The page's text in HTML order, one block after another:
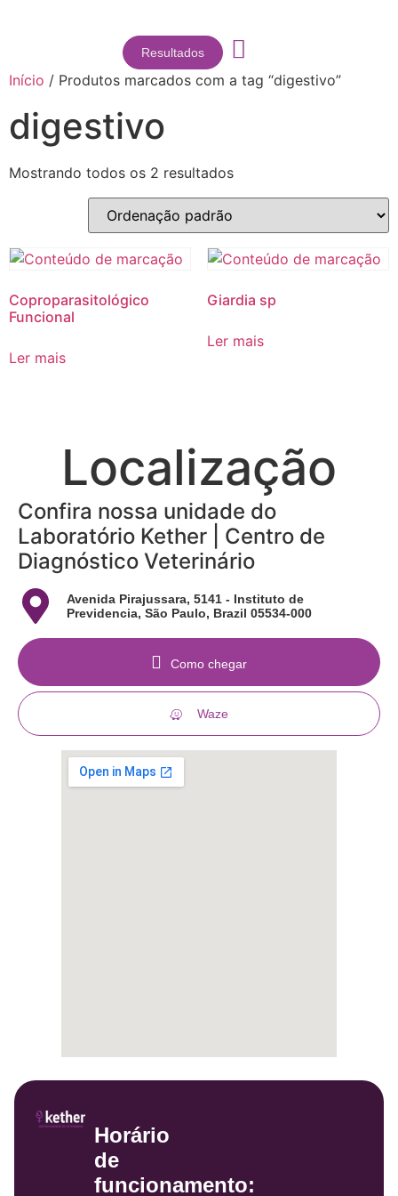
Resultados
Início / Produtos marcados com a tag “digestivo”
digestivo
Mostrando todos os 2 resultados
Coproparasitológico
Funcional
Ler mais
Giardia sp
Ler mais
Localização
Confira nossa unidade do
Laboratório Kether | Centro de
Diagnóstico Veterinário
Avenida Pirajussara, 5141 - Instituto de
Previdencia, São Paulo, Brazil 05534-000
Como chegar
Waze
Horário
de
funcionamento: